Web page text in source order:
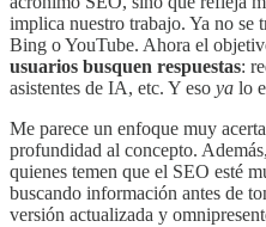
implica nuestro trabajo. Ya no se
Bing o YouTube. Ahora el
usuarios busquen respuestas:
asistentes de IA, etc. Y eso ya lo
Me parece un enfoque muy
profundidad al concepto.
quienes temen que el SEO esté
buscando información antes de
versión actualizada y